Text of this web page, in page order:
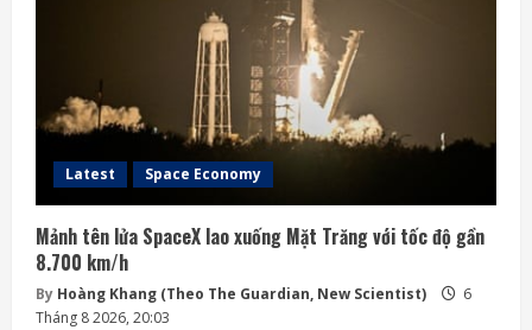
Latest Space Economy
Mảnh tên lửa SpaceX lao xuống Mặt Trăng với tốc độ gần
8.700 km/h
By Hoàng Khang (Theo The Guardian, New Scientist)
6
Tháng 8 2026, 20:03